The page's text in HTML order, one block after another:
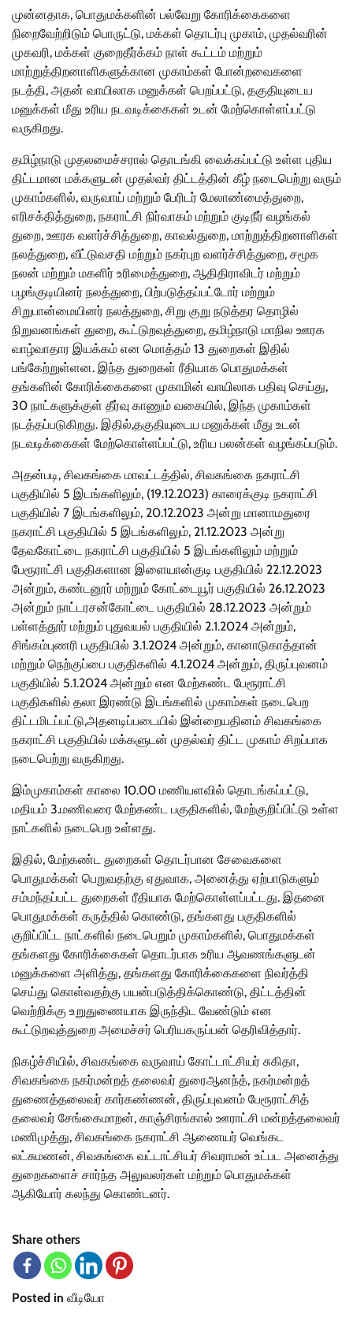
முன்னதாக, பொதுமக்களின் பல்வேறு கோரிக்கைகளை
நிறைவேற்றிடும் பொருட்டு, மக்கள் தொடர்பு முகாம், முதல்வரின்
முகவரி, மக்கள் குறைதீர்க்கம் நாள் கூட்டம் மற்றும்
மாற்றுத்திறனாளிகளுக்கான முகாம்கள் போன்றவைகளை
நடத்தி, அதன் வாயிலாக மனுக்கள் பெறப்பட்டு, தகுதியுடைய
மனுக்கள் மீது உரிய நடவடிக்கைகள் உடன் மேற்கொள்ளப்பட்டு
வருகிறது.
தமிழ்நாடு முதலமைச்சரால் தொடங்கி வைக்கப்பட்டு உள்ள புதிய
திட்டமான மக்களுடன் முதல்வர் திட்டத்தின் கீழ் நடைபெற்று வரும்
முகாம்களில், வருவாய் மற்றும் பேரிடர் மேலாண்மைத்துறை,
எரிசக்தித்துறை, நகராட்சி நிர்வாகம் மற்றும் குடிநீர் வழங்கல்
துறை, ஊரக வளர்ச்சித்துறை, காவல்துறை, மாற்றுத்திறனாளிகள்
நலத்துறை, வீட்டுவசதி மற்றும் நகர்புற வளர்ச்சித்துறை, சமூக
நலன் மற்றும் மகளிர் உரிமைத்துறை, ஆதிதிராவிடர் மற்றும்
பழங்குடியினர் நலத்துறை, பிற்படுத்தப்பட்டோர் மற்றும்
சிறுபான்மையினர் நலத்துறை, சிறு குறு நடுத்தர தொழில்
நிறுவனங்கள் துறை, கூட்டுறவுத்துறை, தமிழ்நாடு மாநில ஊரக
வாழ்வாதார இயக்கம் என மொத்தம் 13 துறைகள் இதில்
பங்கேற்றுள்ளன. இந்த துறைகள் ரீதியாக பொதுமக்கள்
தங்களின் கோரிக்கைகளை முகாமின் வாயிலாக பதிவு செய்து,
30 நாட்களுக்குள் தீர்வு காணும் வகையில், இந்த முகாம்கள்
நடத்தப்படுகிறது. இதில்,தகுதியுடைய மனுக்கள் மீது உடன்
நடவடிக்கைகள் மேற்கொள்ளப்பட்டு, உரிய பலன்கள் வழங்கப்படும்.
அதன்படி, சிவகங்கை மாவட்டத்தில், சிவகங்கை நகராட்சி
பகுதியில் 5 இடங்களிலும், (19.12.2023) காரைக்குடி நகராட்சி
பகுதியில் 7 இடங்களிலும், 20.12.2023 அன்று மானாமதுரை
நகராட்சி பகுதியில் 5 இடங்களிலும், 21.12.2023 அன்று
தேவகோட்டை நகராட்சி பகுதியில் 5 இடங்களிலும் மற்றும்
பேரூராட்சி பகுதிகளான இளையான்குடி பகுதியில் 22.12.2023
அன்றும், கண்டனூர் மற்றும் கோட்டையூர் பகுதியில் 26.12.2023
அன்றும் நாட்டரசன்கோட்டை பகுதியில் 28.12.2023 அன்றும்
பள்ளத்தூர் மற்றும் புதுவயல் பகுதியில் 2.1.2024 அன்றும்,
சிங்கம்புணரி பகுதியில் 3.1.2024 அன்றும், கானாடுகாத்தான்
மற்றும் நெற்குப்பை பகுதிகளில் 4.1.2024 அன்றும், திருப்புவனம்
பகுதியில் 5.1.2024 அன்றும் என மேற்கண்ட பேரூராட்சி
பகுதிகளில் தலா இரண்டு இடங்களில் முகாம்கள் நடைபெற
திட்டமிடப்பட்டு,அதனடிப்படையில் இன்றையதினம் சிவகங்கை
நகராட்சி பகுதியில் மக்களுடன் முதல்வர் திட்ட முகாம் சிறப்பாக
நடைபெற்று வருகிறது.
இம்முகாம்கள் காலை 10.00 மணியளவில் தொடங்கப்பட்டு,
மதியம் 3.மணிவரை மேற்கண்ட பகுதிகளில், மேற்குறிப்பிட்டு உள்ள
நாட்களில் நடைபெற உள்ளது.
இதில், மேற்கண்ட துறைகள் தொடர்பான சேவைகளை
பொதுமக்கள் பெறுவதற்கு ஏதுவாக, அனைத்து ஏற்பாடுகளும்
சம்மந்தப்பட்ட துறைகள் ரீதியாக மேற்கொள்ளப்பட்டது. இதனை
பொதுமக்கள் கருத்தில் கொண்டு, தங்களது பகுதிகளில்
குறிப்பிட்ட நாட்களில் நடைபெறும் முகாம்களில், பொதுமக்கள்
தங்களது கோரிக்கைகள் தொடர்பாக உரிய ஆவணங்களுடன்
மனுக்களை அளித்து, தங்களது கோரிக்கைகளை நிவர்த்தி
செய்து கொள்வதற்கு பயன்படுத்திக்கொண்டு, திட்டத்தின்
வெற்றிக்கு உறுதுணையாக இருந்திட வேண்டும் என
கூட்டுறவுத்துறை அமைச்சர் பெரியகருப்பன் தெரிவித்தார்.
நிகழ்ச்சியில், சிவகங்கை வருவாய் கோட்டாட்சியர் சுகிதா,
சிவகங்கை நகர்மன்றத் தலைவர் துரைஆனந்த், நகர்மன்றத்
துணைத்தலைவர் கார்கண்ணன், திருப்புவனம் பேரூராட்சித்
தலைவர் சேங்கைமாறன், காஞ்சிரங்கால் ஊராட்சி மன்றத்தலைவர்
மணிமுத்து, சிவகங்கை நகராட்சி ஆணையர் வெங்கட
லட்சுமணன், சிவகங்கை வட்டாட்சியர் சிவராமன் உட்பட அனைத்து
துறைகளைச் சார்ந்த அலுவலர்கள் மற்றும் பொதுமக்கள்
ஆகியோர் கலந்து கொண்டனர்.
Share others
Posted in வீடியோ